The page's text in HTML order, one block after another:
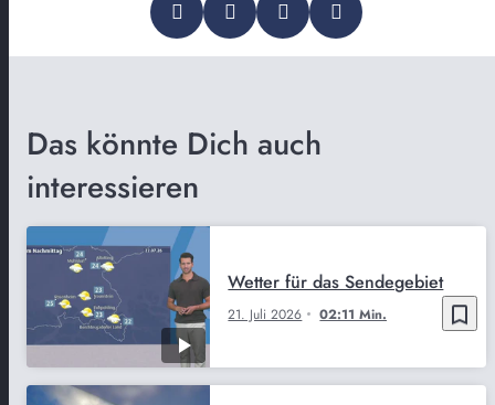
Das könnte Dich auch
interessieren
bookmark_border
21. Juli 2026 02:11 Min.
Wetter für das Sendegebiet